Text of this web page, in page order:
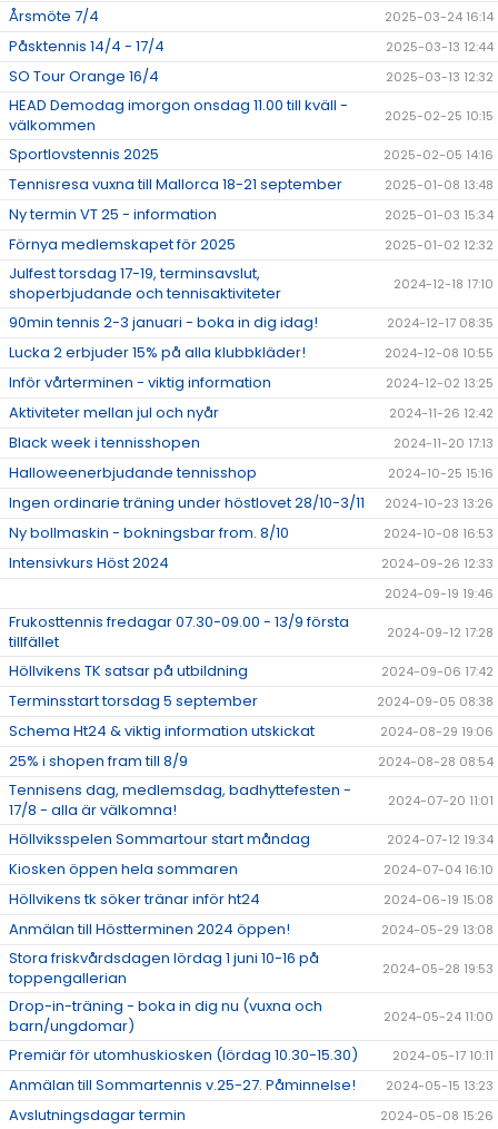
Årsmöte 7/4 2025-03-24 16:14
Påsktennis 14/4 - 17/4 2025-03-13 12:44
SO Tour Orange 16/4 2025-03-13 12:32
HEAD Demodag imorgon onsdag 11.00 till kväll -
välkommen
2025-02-25 10:15
Sportlovstennis 2025 2025-02-05 14:16
Tennisresa vuxna till Mallorca 18-21 september 2025-01-08 13:48
Ny termin VT 25 - information 2025-01-03 15:34
Förnya medlemskapet för 2025 2025-01-02 12:32
Julfest torsdag 17-19, terminsavslut,
shoperbjudande och tennisaktiviteter
2024-12-18 17:10
90min tennis 2-3 januari - boka in dig idag! 2024-12-17 08:35
Lucka 2 erbjuder 15% på alla klubbkläder! 2024-12-08 10:55
Inför vårterminen - viktig information 2024-12-02 13:25
Aktiviteter mellan jul och nyår 2024-11-26 12:42
Black week i tennisshopen 2024-11-20 17:13
Halloweenerbjudande tennisshop 2024-10-25 15:16
Ingen ordinarie träning under höstlovet 28/10-3/11 2024-10-23 13:26
Ny bollmaskin - bokningsbar from. 8/10 2024-10-08 16:53
Intensivkurs Höst 2024
2024-09-26 12:33
2024-09-19 19:46
Frukosttennis fredagar 07.30-09.00 - 13/9 första
tillfället
2024-09-12 17:28
Höllvikens TK satsar på utbildning 2024-09-06 17:42
Terminsstart torsdag 5 september 2024-09-05 08:38
Schema Ht24 & viktig information utskickat 2024-08-29 19:06
25% i shopen fram till 8/9 2024-08-28 08:54
Tennisens dag, medlemsdag, badhyttefesten -
17/8 - alla är välkomna!
2024-07-20 11:01
Höllviksspelen Sommartour start måndag 2024-07-12 19:34
Kiosken öppen hela sommaren 2024-07-04 16:10
Höllvikens tk söker tränar inför ht24 2024-06-19 15:08
Anmälan till Höstterminen 2024 öppen! 2024-05-29 13:08
Stora friskvårdsdagen lördag 1 juni 10-16 på
toppengallerian
2024-05-28 19:53
Drop-in-träning - boka in dig nu (vuxna och
barn/ungdomar)
2024-05-24 11:00
Premiär för utomhuskiosken (lördag 10.30-15.30) 2024-05-17 10:11
Anmälan till Sommartennis v.25-27. Påminnelse! 2024-05-15 13:23
Avslutningsdagar termin 2024-05-08 15:26